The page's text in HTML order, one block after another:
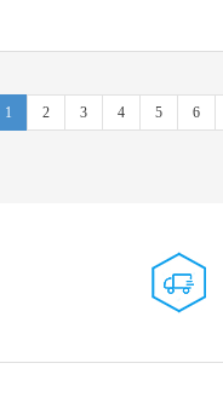
1 2 3 4 5 6